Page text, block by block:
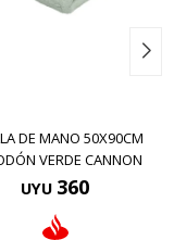
DE MANO 50X90CM
VERDE CANNON
UYU 360